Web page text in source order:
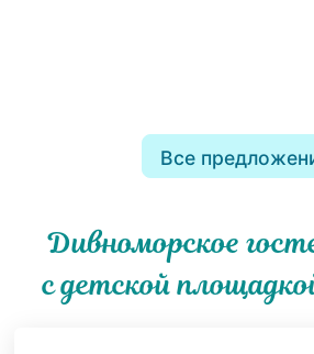
Все
Дивноморское
с детской